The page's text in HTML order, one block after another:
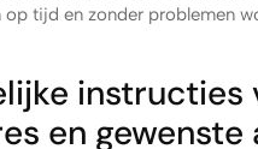
tijd en zonder problemen
instructies
en gewenste